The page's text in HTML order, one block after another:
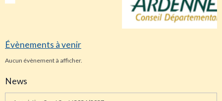
Évènements à venir
Aucun évènement à afficher.
News